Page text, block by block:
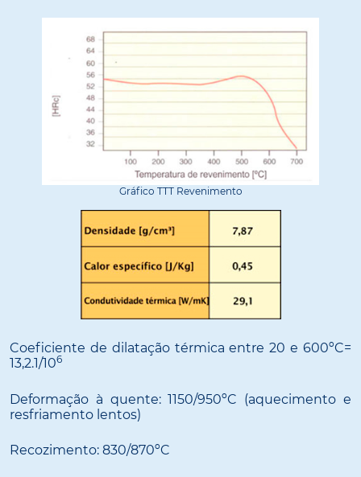
Gráfico TTT Revenimento
Coeficiente de dilatação térmica entre 20 e 600ºC=
13,2.1/106
Deformação à quente: 1150/950ºC (aquecimento e
resfriamento lentos)
Recozimento: 830/870ºC